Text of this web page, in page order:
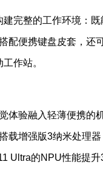
完整的工作环境：
配便携键盘皮套，还
作站。
体验融入轻薄便携的
载增强版3纳米处理
Ultra的NPU性能提